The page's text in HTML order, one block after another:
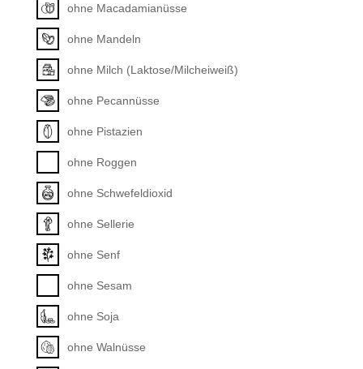
ohne Macadamianüsse
ohne Mandeln
ohne Milch (Laktose/Milcheiweiß)
ohne Pecannüsse
ohne Pistazien
ohne Roggen
ohne Schwefeldioxid
ohne Sellerie
ohne Senf
ohne Sesam
ohne Soja
ohne Walnüsse